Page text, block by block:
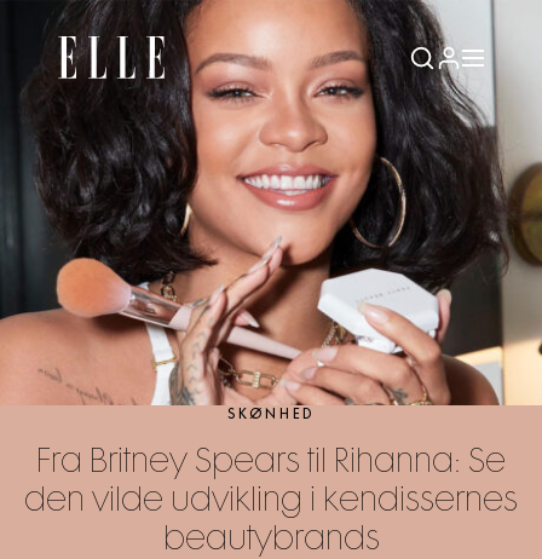
SKØNHED
Fra Britney Spears til Rihanna: Se
den vilde udvikling i kendissernes
beautybrands